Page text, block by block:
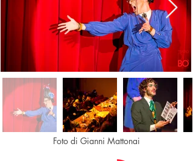
Foto di Gianni Mattonai